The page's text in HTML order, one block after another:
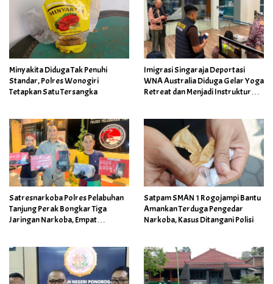
Minyakita Diduga Tak Penuhi
Standar, Polres Wonogiri
Tetapkan Satu Tersangka
Imigrasi Singaraja Deportasi
WNA Australia Diduga Gelar Yoga
Retreat dan Menjadi Instruktur
Satresnarkoba Polres Pelabuhan
Tanjung Perak Bongkar Tiga
Jaringan Narkoba, Empat
Satpam SMAN 1 Rogojampi Bantu
Amankan Terduga Pengedar
Narkoba, Kasus Ditangani Polisi